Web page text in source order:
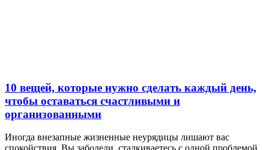
10 вещей, которые нужно сделать каждый день,
чтобы оставаться счастливыми и
организованными
Иногда внезапные жизненные неурядицы лишают вас